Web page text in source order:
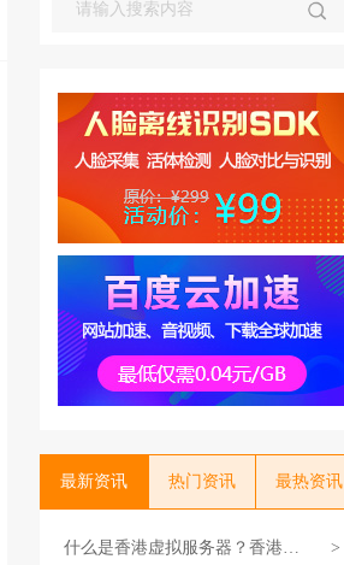
最新资讯 热门资讯 最热资讯
什么是香港虚拟服务器？香港云
>